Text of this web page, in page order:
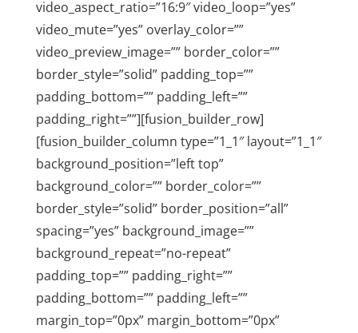
video_aspect_ratio=”16:9″ video_loop=”yes”
video_mute=”yes” overlay_color=””
video_preview_image=”” border_color=””
border_style=”solid” padding_top=””
padding_bottom=”” padding_left=””
padding_right=””][fusion_builder_row]
[fusion_builder_column type=”1_1″ layout=”1_1″
background_position=”left top”
background_color=”” border_color=””
border_style=”solid” border_position=”all”
spacing=”yes” background_image=””
background_repeat=”no-repeat”
padding_top=”” padding_right=””
padding_bottom=”” padding_left=””
margin_top=”0px” margin_bottom=”0px”